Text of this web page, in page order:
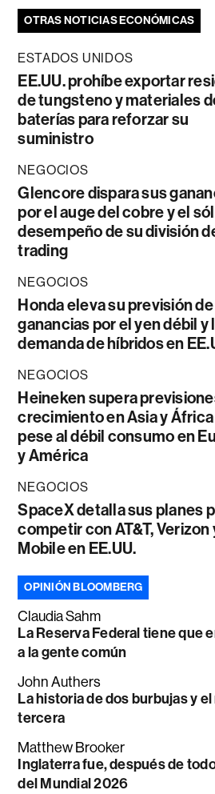
OTRAS NOTICIAS ECONÓMICAS
ESTADOS UNIDOS
EE.UU. prohíbe exportar
de tungsteno y materiales
baterías para reforzar su
suministro
NEGOCIOS
Glencore dispara sus
por el auge del cobre y el
desempeño de su división
trading
NEGOCIOS
Honda eleva su previsión de
ganancias por el yen débil y
demanda de híbridos en
NEGOCIOS
Heineken supera
crecimiento en Asia y África
pese al débil consumo en
y América
NEGOCIOS
SpaceX detalla sus planes
competir con AT&T, Verizon
Mobile en EE.UU.
OPINIÓN BLOOMBERG
Claudia Sahm
La Reserva Federal tiene que
a la gente común
John Authers
La historia de dos burbujas y
tercera
Matthew Brooker
Inglaterra fue, después de
del Mundial 2026